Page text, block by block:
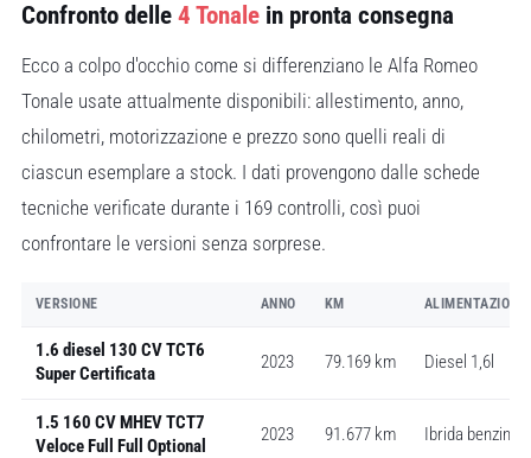
Confronto delle 4 Tonale in pronta consegna
Ecco a colpo d'occhio come si differenziano le Alfa Romeo
Tonale usate attualmente disponibili: allestimento, anno,
chilometri, motorizzazione e prezzo sono quelli reali di
ciascun esemplare a stock. I dati provengono dalle schede
tecniche verificate durante i 169 controlli, così puoi
confrontare le versioni senza sorprese.
VERSIONE ANNO KM ALIMENTAZIONE
1.6 diesel 130 CV TCT6
Super Certificata
2023 79.169 km Diesel 1,6l
1.5 160 CV MHEV TCT7
Veloce Full Full Optional
2023 91.677 km Ibrida benzina